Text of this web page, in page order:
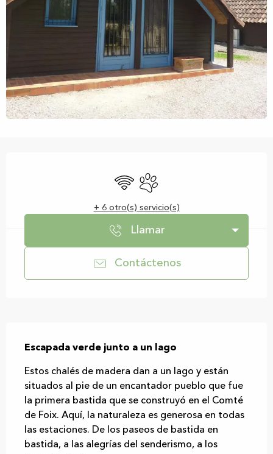
Wifi Se aceptan animales
+ 6 otro(s) servicio(s)
Llamar
Contáctenos
Escapada verde junto a un lago
Estos chalés de madera dan a un lago y están
situados al pie de un encantador pueblo que fue
la primera bastida que se construyó en el Comté
de Foix. Aquí, la naturaleza es generosa en todas
las estaciones. De los paseos de bastida en
bastida, a las alegrías del senderismo, a los